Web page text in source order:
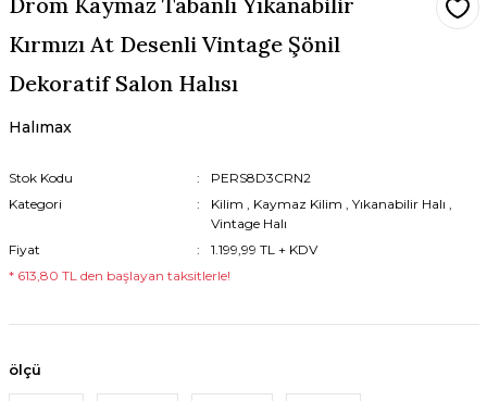
Kırmızı At Desenli Vintage Şönil
Dekoratif Salon Halısı
Halımax
Stok Kodu
PERS8D3CRN2
Kategori
Kilim , Kaymaz Kilim , Yıkanabilir Halı ,
Vintage Halı
Fiyat
1.199,99 TL + KDV
* 613,80 TL den başlayan taksitlerle!
ölçü